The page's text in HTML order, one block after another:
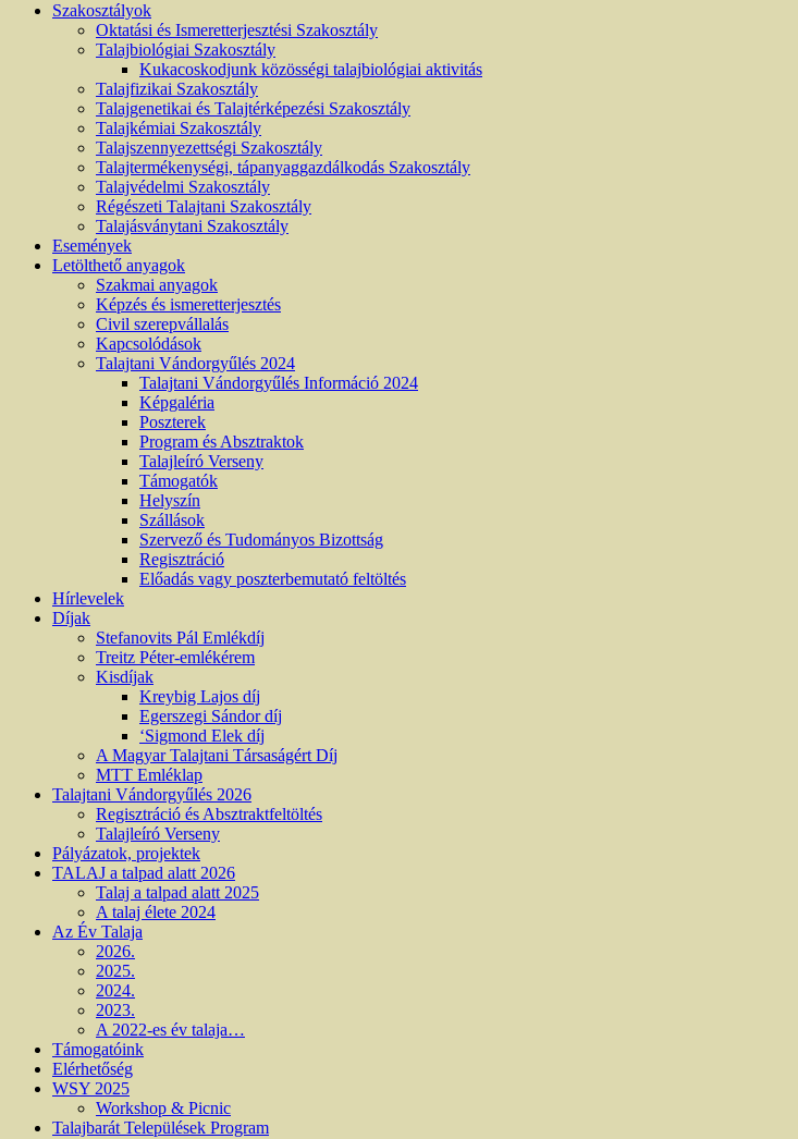
Szakosztályok
Oktatási és Ismeretterjesztési Szakosztály
Talajbiológiai Szakosztály
Kukacoskodjunk közösségi talajbiológiai aktivitás
Talajfizikai Szakosztály
Talajgenetikai és Talajtérképezési Szakosztály
Talajkémiai Szakosztály
Talajszennyezettségi Szakosztály
Talajtermékenységi, tápanyaggazdálkodás Szakosztály
Talajvédelmi Szakosztály
Régészeti Talajtani Szakosztály
Talajásványtani Szakosztály
Események
Letölthető anyagok
Szakmai anyagok
Képzés és ismeretterjesztés
Civil szerepvállalás
Kapcsolódások
Talajtani Vándorgyűlés 2024
Talajtani Vándorgyűlés Információ 2024
Képgaléria
Poszterek
Program és Absztraktok
Talajleíró Verseny
Támogatók
Helyszín
Szállások
Szervező és Tudományos Bizottság
Regisztráció
Előadás vagy poszterbemutató feltöltés
Hírlevelek
Díjak
Stefanovits Pál Emlékdíj
Treitz Péter-emlékérem
Kisdíjak
Kreybig Lajos díj
Egerszegi Sándor díj
‘Sigmond Elek díj
A Magyar Talajtani Társaságért Díj
MTT Emléklap
Talajtani Vándorgyűlés 2026
Regisztráció és Absztraktfeltöltés
Talajleíró Verseny
Pályázatok, projektek
TALAJ a talpad alatt 2026
Talaj a talpad alatt 2025
A talaj élete 2024
Az Év Talaja
2026.
2025.
2024.
2023.
A 2022-es év talaja…
Támogatóink
Elérhetőség
WSY 2025
Workshop & Picnic
Talajbarát Települések Program